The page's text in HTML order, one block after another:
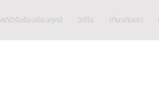
สถิติรับร้องร้องทุกข์ วิดีโอ เกี่ยวกับเรา